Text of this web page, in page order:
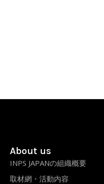
About us
INPS JAPANの組織概要
取材網・活動内容